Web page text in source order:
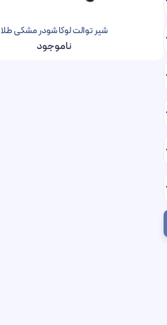
شیر توالت لوکا شودر مشکی طلا
ناموجود